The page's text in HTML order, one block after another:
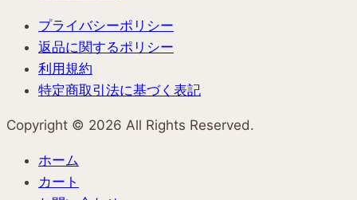
プライバシーポリシー
返品に関するポリシー
利用規約
特定商取引法に基づく表記
Copyright ©︎ 2026 All Rights Reserved.
ホーム
カート